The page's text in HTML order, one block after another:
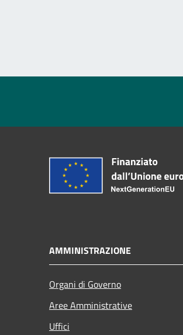
AMMINISTRAZIONE
Organi di Governo
Aree Amministrative
Uffici